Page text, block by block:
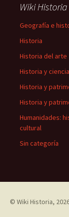
Wiki Historia
Geografía e
Historia
Historia del arte
Historia y
Historia y
Historia y
Humanidades:
cultural
Sin categoría
© Wiki Historia,